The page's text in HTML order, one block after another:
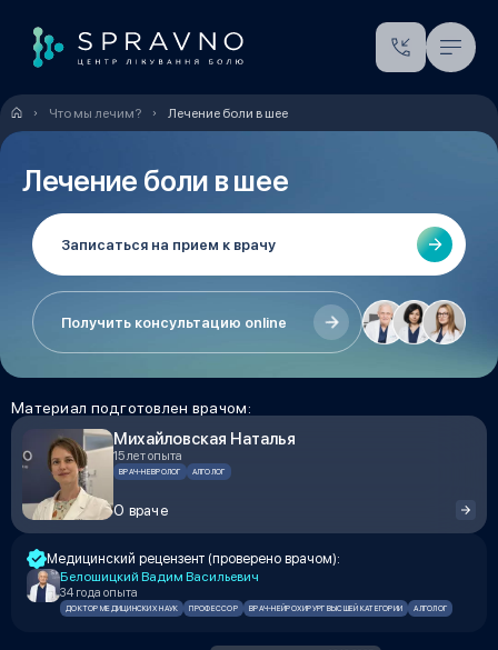
Что мы лечим? Лечение боли в шее
Лечение боли в шее
Записаться на прием к врачу
Получить консультацию online
Материал подготовлен врачом:
Михайловская Наталья
15 лет опыта
ВРАЧ-НЕВРОЛОГ АЛГОЛОГ
О враче
Медицинский рецензент (проверено врачом):
Белошицкий Вадим Васильевич
34 года опыта
ДОКТОР МЕДИЦИНСКИХ НАУК ПРОФЕССОР ВРАЧ-НЕЙРОХИРУРГ ВЫСШЕЙ КАТЕГОРИИ АЛГОЛОГ